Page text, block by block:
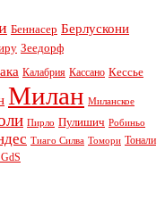
Беннасер Берлускони
Зеедорф
Калабрия Кассано Кессье
Милан Миланское
Пирло Пулишич Робиньо
Тиаго Силва Томори Тонали